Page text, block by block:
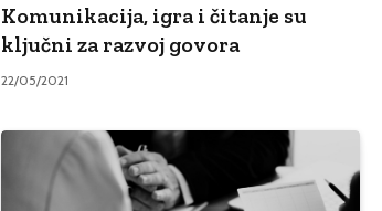
Komunikacija, igra i čitanje su
ključni za razvoj govora
22/05/2021